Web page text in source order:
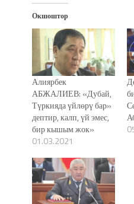
Окшоштор
Алиярбек
АБЖАЛИЕВ: «Дубай,
Түркияда үйлөрү бар»
дептир, калп, үй эмес,
бир кышым жок»
01.03.2021